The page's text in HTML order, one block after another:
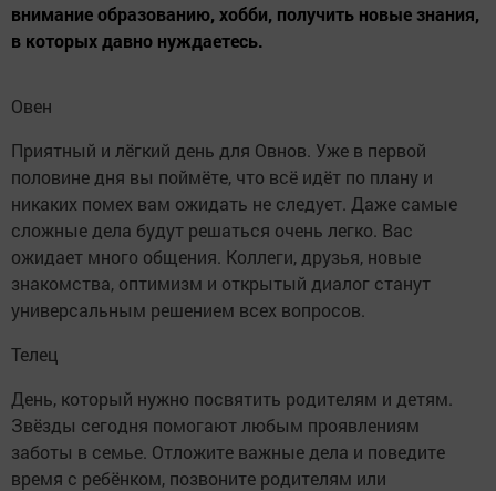
внимание образованию, хобби, получить новые знания,
в которых давно нуждаетесь.
Овен
Приятный и лёгкий день для Овнов. Уже в первой
половине дня вы поймёте, что всё идёт по плану и
никаких помех вам ожидать не следует. Даже самые
сложные дела будут решаться очень легко. Вас
ожидает много общения. Коллеги, друзья, новые
знакомства, оптимизм и открытый диалог станут
универсальным решением всех вопросов.
Телец
День, который нужно посвятить родителям и детям.
Звёзды сегодня помогают любым проявлениям
заботы в семье. Отложите важные дела и поведите
время с ребёнком, позвоните родителям или